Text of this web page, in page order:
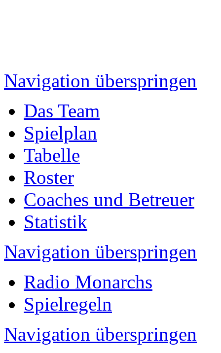
Navigation überspringen
Das Team
Spielplan
Tabelle
Roster
Coaches und Betreuer
Statistik
Navigation überspringen
Radio Monarchs
Spielregeln
Navigation überspringen